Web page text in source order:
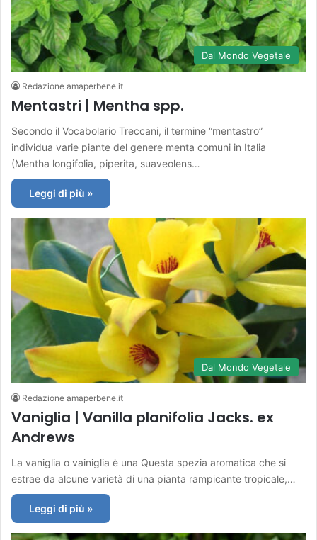
Dal Mondo Vegetale
Redazione amaperbene.it
Mentastri | Mentha spp.
Secondo il Vocabolario Treccani, il termine “mentastro”
individua varie piante del genere menta comuni in Italia
(Mentha longifolia, piperita, suaveolens…
Leggi di più »
Dal Mondo Vegetale
Redazione amaperbene.it
Vaniglia | Vanilla planifolia Jacks. ex
Andrews
La vaniglia o vainiglia è una Questa spezia aromatica che si
estrae da alcune varietà di una pianta rampicante tropicale,…
Leggi di più »